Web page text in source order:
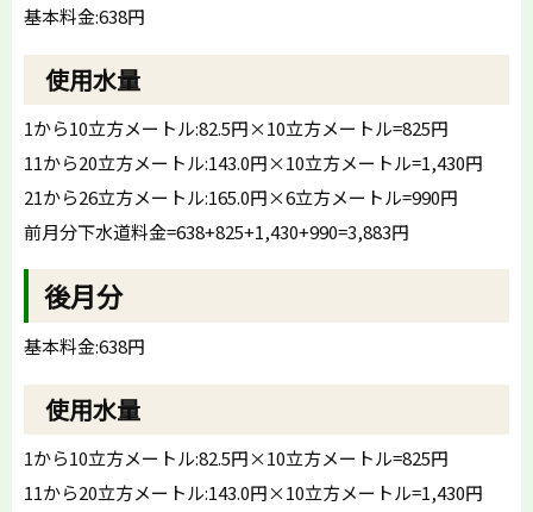
基本料金:638円
使用水量
1から10立方メートル:82.5円×10立方メートル=825円
11から20立方メートル:143.0円×10立方メートル=1,430円
21から26立方メートル:165.0円×6立方メートル=990円
前月分下水道料金=638+825+1,430+990=3,883円
後月分
基本料金:638円
使用水量
1から10立方メートル:82.5円×10立方メートル=825円
11から20立方メートル:143.0円×10立方メートル=1,430円